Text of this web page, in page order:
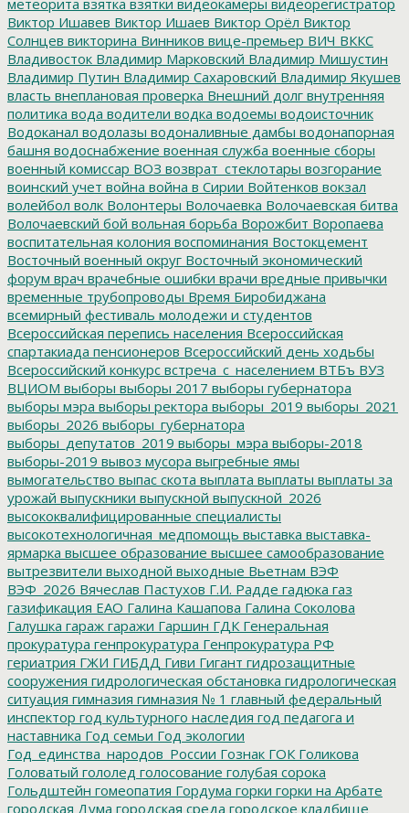
Виктор Ишавев Виктор Ишаев Виктор Орёл Виктор
Солнцев викторина Винников вице-премьер ВИЧ ВККС
Владивосток Владимир Марковский Владимир Мишустин
Владимир Путин Владимир Сахаровский Владимир Якушев
власть внеплановая проверка Внешний долг внутренняя
политика вода водители водка водоемы водоисточник
Водоканал водолазы водоналивные дамбы водонапорная
башня водоснабжение военная служба военные сборы
военный комиссар ВОЗ возврат_стеклотары возгорание
воинский учет война война в Сирии Войтенков вокзал
волейбол волк Волонтеры Волочаевка Волочаевская битва
Волочаевский бой вольная борьба Ворожбит Воропаева
воспитательная колония воспоминания Востокцемент
Восточный военный округ Восточный экономический
форум врач врачебные ошибки врачи вредные привычки
временные трубопроводы Время Биробиджана
всемирный фестиваль молодежи и студентов
Всероссийская перепись населения Всероссийская
спартакиада пенсионеров Всероссийский день ходьбы
Всероссийский конкурс встреча_с_населением ВТБъ ВУЗ
ВЦИОМ выборы выборы 2017 выборы губернатора
выборы мэра выборы ректора выборы_2019 выборы_2021
выборы_2026 выборы_губернатора
выборы_депутатов_2019 выборы_мэра выборы-2018
выборы-2019 вывоз мусора выгребные ямы
вымогательство выпас скота выплата выплаты выплаты за
урожай выпускники выпускной выпускной_2026
высококвалифицированные специалисты
высокотехнологичная_медпомощь выставка выставка-
ярмарка высшее образование высшее самообразование
вытрезвители выходной выходные Вьетнам ВЭФ
ВЭФ_2026 Вячеслав Пастухов Г.И. Радде гадюка газ
газификация ЕАО Галина Кашапова Галина Соколова
Галушка гараж гаражи Гаршин ГДК Генеральная
прокуратура генпрокуратура Генпрокуратура РФ
гериатрия ГЖИ ГИБДД Гиви Гигант гидрозащитные
сооружения гидрологическая обстановка гидрологическая
ситуация гимназия гимназия № 1 главный федеральный
инспектор год культурного наследия год педагога и
наставника Год семьи Год экологии
Год_единства_народов_России Гознак ГОК Голикова
Головатый гололед голосование голубая сорока
Гольдштейн гомеопатия Гордума горки горки на Арбате
городская Дума городская среда городское кладбище